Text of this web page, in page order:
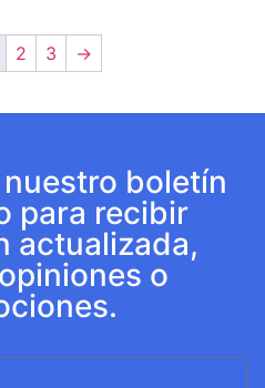
2 3 →
boletín
para recibir
actualizada,
o